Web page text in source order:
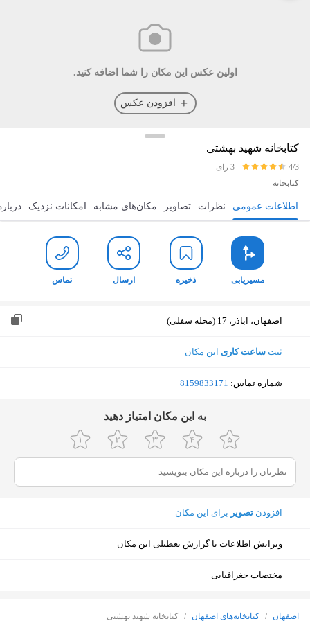
اولین عکس این مکان را شما اضافه کنید.
افزودن عکس
کتابخانه شهید بهشتی
4/3
3 رای
کتابخانه
مسیریابی ذخیره ارسال تماس اطلاعات عمومی نظرات تصاویر مکان‌های مشابه امکانات نزدیک
مسیریابی ذخیره ارسال تماس
اصفهان، اباذر، 17 (محله سفلی)
ثبت ساعت کاری این مکان
شماره تماس: ‎8159833171
ﺑﻪ اﯾﻦ ﻣﮑﺎن اﻣﺘﯿﺎز دﻫﯿﺪ
افزودن تصویر برای این مکان
ویرایش اطلاعات یا گزارش تعطیلی این مکان
مختصات جغرافیایی
اصفهان / کتابخانه‌های اصفهان / کتابخانه شهید بهشتی